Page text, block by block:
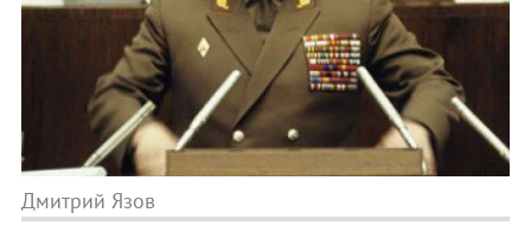
Дмитрий Язов